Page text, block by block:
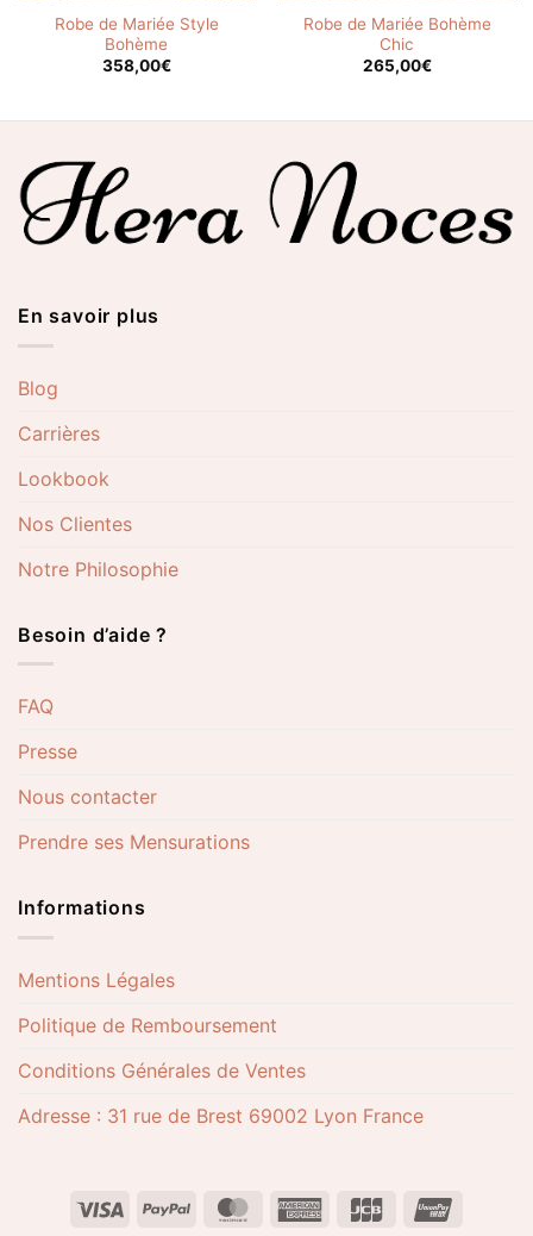
Robe de Mariée Style
Bohème
358,00€
Robe de Mariée Bohème
Chic
265,00€
En savoir plus
Blog
Carrières
Lookbook
Nos Clientes
Notre Philosophie
Besoin d’aide ?
FAQ
Presse
Nous contacter
Prendre ses Mensurations
Informations
Mentions Légales
Politique de Remboursement
Conditions Générales de Ventes
Adresse : 31 rue de Brest 69002 Lyon France